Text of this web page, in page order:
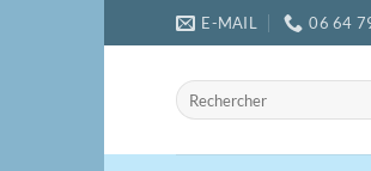
au
E-MAIL 06 64
Recherche
pour :